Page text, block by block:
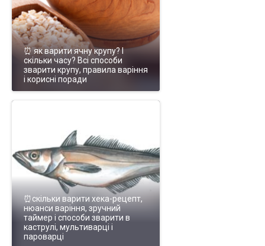
⏰ як варити ячну крупу? І
скільки часу? Всі способи
зварити крупу, правила варіння
і корисні поради
⏰скільки варити хека-рецепт,
нюанси варіння, зручний
таймер і способи зварити в
каструлі, мультиварці і
пароварці